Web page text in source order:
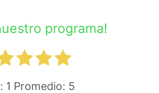
programa!
1 Promedio: 5